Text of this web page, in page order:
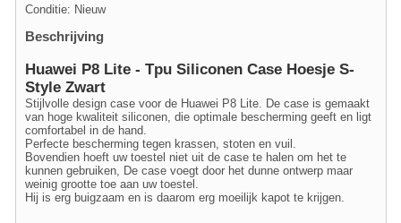
Conditie: Nieuw
Beschrijving
Huawei P8 Lite - Tpu Siliconen Case Hoesje S-
Style Zwart
Stijlvolle design case voor de Huawei P8 Lite. De case is gemaakt
van hoge kwaliteit siliconen, die optimale bescherming geeft en ligt
comfortabel in de hand.
Perfecte bescherming tegen krassen, stoten en vuil.
Bovendien hoeft uw toestel niet uit de case te halen om het te
kunnen gebruiken, De case voegt door het dunne ontwerp maar
weinig grootte toe aan uw toestel.
Hij is erg buigzaam en is daarom erg moeilijk kapot te krijgen.